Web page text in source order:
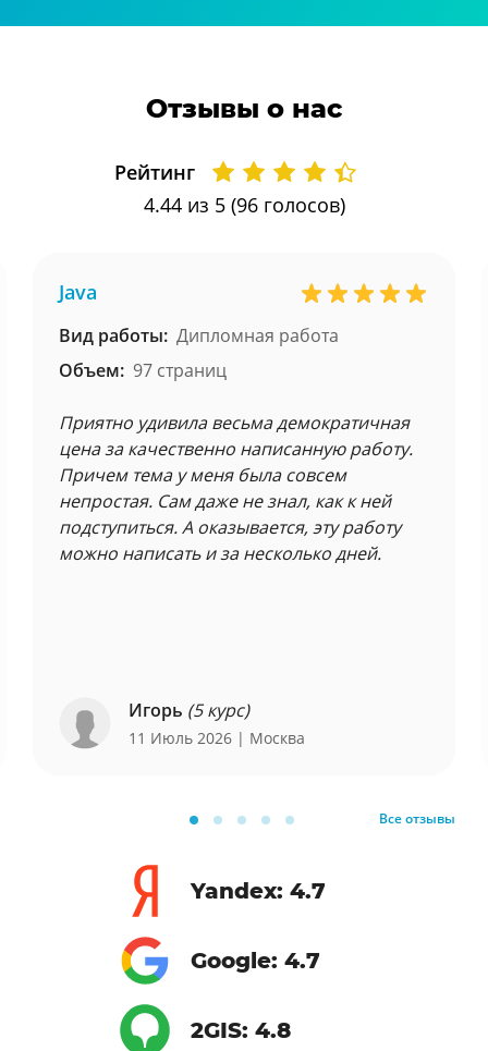
Отзывы о нас
Рейтинг
4.44из 5 (96 голосов)
Java
Вид работы: Дипломная работа
Объем: 97 страниц
Приятно удивила весьма демократичная
цена за качественно написанную работу.
Причем тема у меня была совсем
непростая. Сам даже не знал, как к ней
подступиться. А оказывается, эту работу
можно написать и за несколько дней.
Игорь (5 курс)
11 Июль 2026 | Москва
Все отзывы
Yandex: 4.7
Google: 4.7
2GIS: 4.8